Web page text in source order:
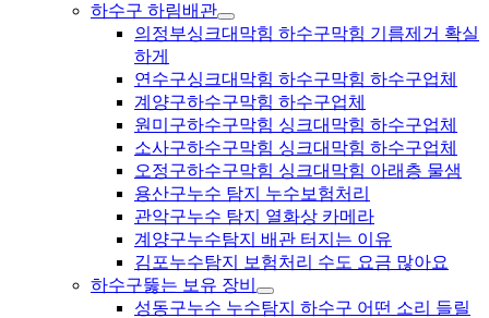
하수구 하림배관
의정부싱크대막힘 하수구막힘 기름제거 확실
하게
연수구싱크대막힘 하수구막힘 하수구업체
계양구하수구막힘 하수구업체
원미구하수구막힘 싱크대막힘 하수구업체
소사구하수구막힘 싱크대막힘 하수구업체
오정구하수구막힘 싱크대막힘 아래층 물샘
용산구누수 탐지 누수보험처리
관악구누수 탐지 열화상 카메라
계양구누수탐지 배관 터지는 이유
김포누수탐지 보험처리 수도 요금 많아요
하수구뚫는 보유 장비
성동구누수 누수탐지 하수구 어떤 소리 들릴